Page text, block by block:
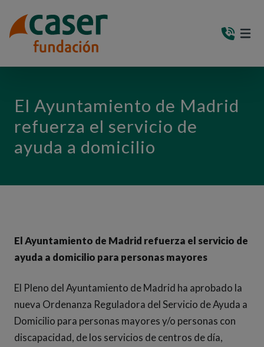
El Ayuntamiento de Madrid
refuerza el servicio de
ayuda a domicilio
El Ayuntamiento de Madrid refuerza el servicio de
ayuda a domicilio para personas mayores
El Pleno del Ayuntamiento de Madrid ha aprobado la
nueva Ordenanza Reguladora del Servicio de Ayuda a
Domicilio para personas mayores y/o personas con
discapacidad, de los servicios de centros de día,